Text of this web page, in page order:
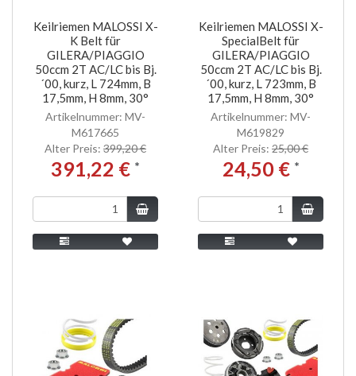
Keilriemen MALOSSI X-
K Belt für
GILERA/PIAGGIO
50ccm 2T AC/LC bis Bj.
´00, kurz, L 724mm, B
17,5mm, H 8mm, 30°
Artikelnummer: MV-
M617665
Alter Preis: 399,20 €
391,22 € *
Keilriemen MALOSSI X-
SpecialBelt für
GILERA/PIAGGIO
50ccm 2T AC/LC bis Bj.
´00, kurz, L 723mm, B
17,5mm, H 8mm, 30°
Artikelnummer: MV-
M619829
Alter Preis: 25,00 €
24,50 € *